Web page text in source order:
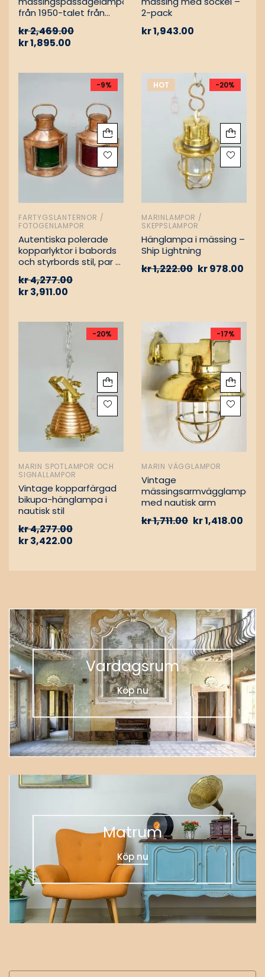
från 1950-talet från
kr2,469.00
kr1,895.00
2-pack
kr1,943.00
-9%
FARTYGSLANTERNOR /
FOTOGENLAMPOR
Autentiska polerade
kopparlyktor i babords
och styrbords stil, par –
oljelampor
kr4,277.00
kr3,911.00
HOT -20%
MARINLAMPOR /
SKEPPSLAMPOR
Hänglampa i mässing –
Ship Lightning
kr1,222.00 kr978.00
-20%
MARIN SPOTLAMPOR OCH
SIGNALLAMPOR
Vintage kopparfärgad
bikupa-hänglampa i
nautisk stil
kr4,277.00
kr3,422.00
-17%
MARIN VÄGGLAMPOR
Vintage
mässingsarmvägglampa
med nautisk arm
kr1,711.00 kr1,418.00
Vardagsrum
Köp nu
Matrum
Köp nu